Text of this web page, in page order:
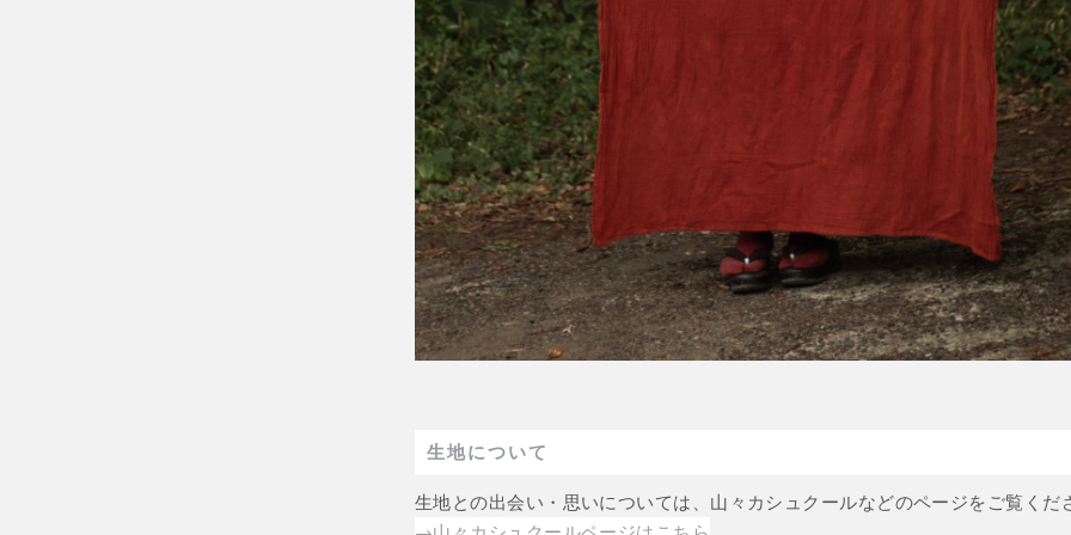
生地について
生地との出会い・思いについては、山々カシュクールなどのページをご覧くだ